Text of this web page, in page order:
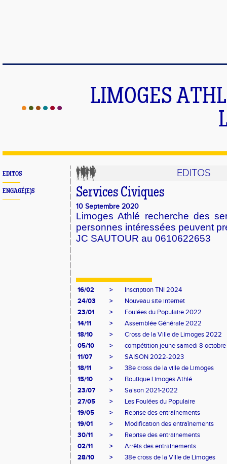
LIMOGES
EDITOS
ENGAGÉ(E)S
EDITOS
Services Civiques
10 Septembre 2020
Limoges Athlé recherche des
personnes intéressées peuvent
JC SAUTOUR au 0610622653
16/02 >
Inscription TNI 2024
24/03
>
Nouveau site internet
23/01
>
Foulées du Populaire 2022
14/11
>
Assemblée Générale 2022
18/10
>
Cross de la Ville de Limoges 2022
05/10
>
compétition jeune samedi 8 octobre
11/07
>
SAISON 2022-2023
18/11
>
38e cross de la ville de Limoges
15/10
>
Boutique Limoges Athlé
23/07
>
Saison 2021-2022
27/05
>
Les Foulées du Populaire
19/05
>
Reprise des entraînements
19/01
>
Modification des entraînements
30/11
>
Reprise des entrainements
02/11
>
Arrêts des entrainements
28/10
>
38e cross de la Ville de Limoges